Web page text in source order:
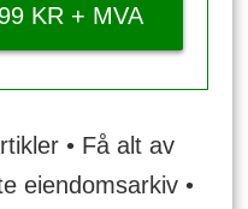
KR + MVA
• Få alt av
eiendomsarkiv •